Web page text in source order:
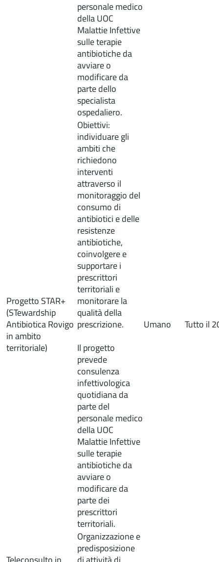
personale medico
della UOC
Malattie Infettive
sulle terapie
antibiotiche da
avviare o
modificare da
parte dello
specialista
ospedaliero.
Progetto STAR+
(STewardship
Antibiotica Rovigo
in ambito
territoriale)
Obiettivi:
individuare gli
ambiti che
richiedono
interventi
attraverso il
monitoraggio del
consumo di
antibiotici e delle
resistenze
antibiotiche,
coinvolgere e
supportare i
prescrittori
territoriali e
monitorare la
qualità della
prescrizione.
Il progetto
prevede
consulenza
infettivologica
quotidiana da
parte del
personale medico
della UOC
Malattie Infettive
sulle terapie
antibiotiche da
avviare o
modificare da
parte dei
prescrittori
territoriali.
Umano Tutto il
Organizzazione e
predisposizione